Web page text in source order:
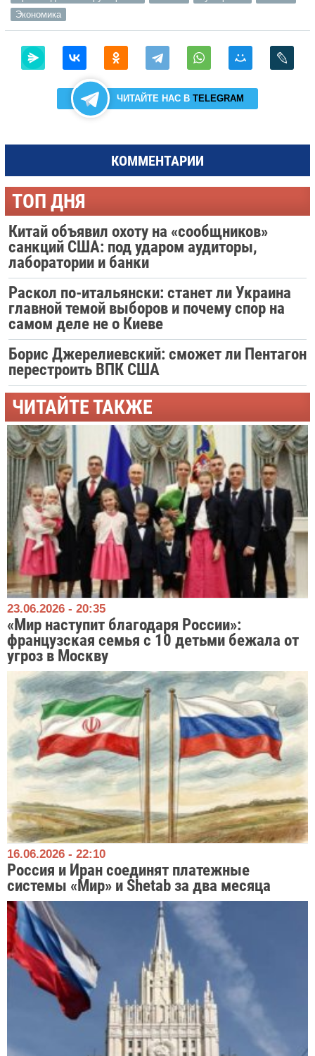
Экономика
ЧИТАЙТЕ НАС В TELEGRAM
КОММЕНТАРИИ
ТОП ДНЯ
Китай объявил охоту на «сообщников»
санкций США: под ударом аудиторы,
лаборатории и банки
Раскол по-итальянски: станет ли Украина
главной темой выборов и почему спор на
самом деле не о Киеве
Борис Джерелиевский: сможет ли Пентагон
перестроить ВПК США
ЧИТАЙТЕ ТАКЖЕ
23.06.2026 - 20:35
«Мир наступит благодаря России»:
французская семья с 10 детьми бежала от
угроз в Москву
16.06.2026 - 22:10
Россия и Иран соединят платежные
системы «Мир» и Shetab за два месяца